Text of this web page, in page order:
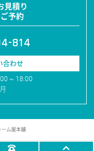
見積り
予約
814
合わせ
~ 18:00
ーム屋本舗